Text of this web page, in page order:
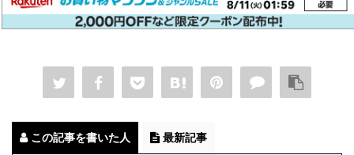
この記事を書いた人 最新記事